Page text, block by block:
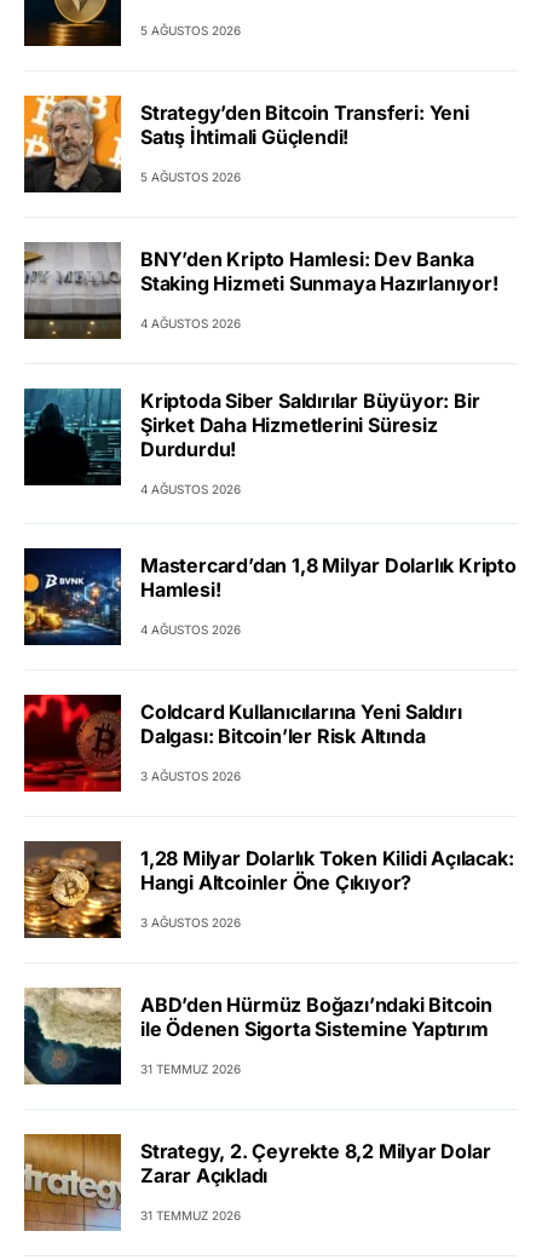
5 AĞUSTOS 2026
Strategy’den Bitcoin Transferi: Yeni
Satış İhtimali Güçlendi!
5 AĞUSTOS 2026
BNY’den Kripto Hamlesi: Dev Banka
Staking Hizmeti Sunmaya Hazırlanıyor!
4 AĞUSTOS 2026
Kriptoda Siber Saldırılar Büyüyor: Bir
Şirket Daha Hizmetlerini Süresiz
Durdurdu!
4 AĞUSTOS 2026
Mastercard’dan 1,8 Milyar Dolarlık Kripto
Hamlesi!
4 AĞUSTOS 2026
Coldcard Kullanıcılarına Yeni Saldırı
Dalgası: Bitcoin’ler Risk Altında
3 AĞUSTOS 2026
1,28 Milyar Dolarlık Token Kilidi Açılacak:
Hangi Altcoinler Öne Çıkıyor?
3 AĞUSTOS 2026
ABD’den Hürmüz Boğazı’ndaki Bitcoin
ile Ödenen Sigorta Sistemine Yaptırım
31 TEMMUZ 2026
Strategy, 2. Çeyrekte 8,2 Milyar Dolar
Zarar Açıkladı
31 TEMMUZ 2026